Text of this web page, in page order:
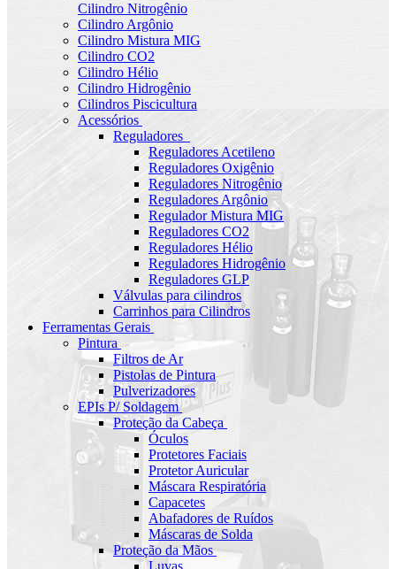
Cilindro Nitrogênio
Cilindro Argônio
Cilindro Mistura MIG
Cilindro CO2
Cilindro Hélio
Cilindro Hidrogênio
Cilindros Piscicultura
Acessórios
Reguladores
Reguladores Acetileno
Reguladores Oxigênio
Reguladores Nitrogênio
Reguladores Argônio
Regulador Mistura MIG
Reguladores CO2
Reguladores Hélio
Reguladores Hidrogênio
Reguladores GLP
Válvulas para cilindros
Carrinhos para Cilindros
Ferramentas Gerais
Pintura
Filtros de Ar
Pistolas de Pintura
Pulverizadores
EPIs P/ Soldagem
Proteção da Cabeça
Óculos
Protetores Faciais
Protetor Auricular
Máscara Respiratória
Capacetes
Abafadores de Ruídos
Máscaras de Solda
Proteção da Mãos